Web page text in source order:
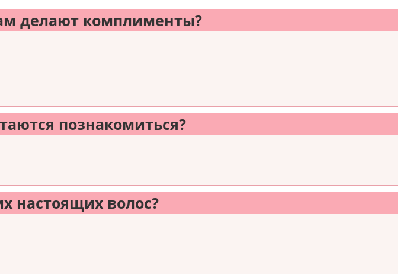
делают комплименты?
познакомиться?
настоящих волос?